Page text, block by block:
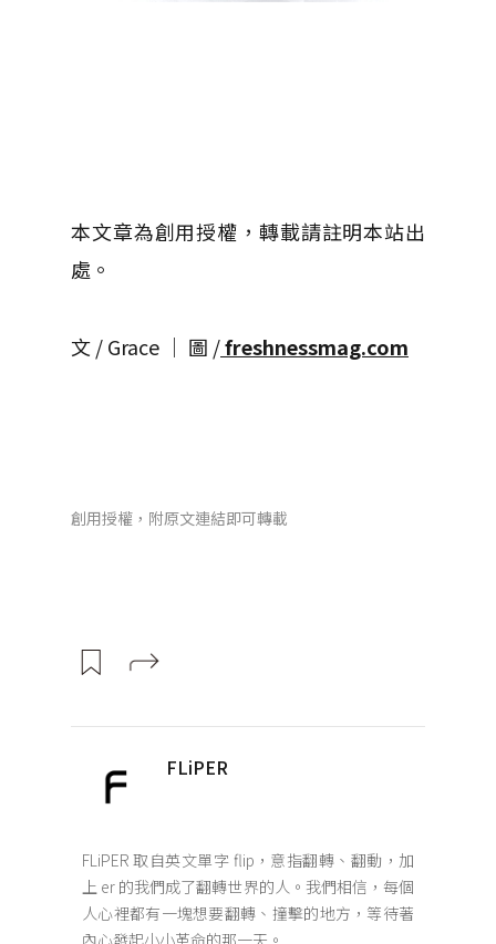
本文章為創用授權，轉載請註明本站出
處。
文 / Grace │ 圖 /freshnessmag.com
創用授權，附原文連結即可轉載
FLiPER
FLiPER 取自英文單字 flip，意指翻轉、翻動，加
上 er 的我們成了翻轉世界的人。我們相信，每個
人心裡都有一塊想要翻轉、撞擊的地方，等待著